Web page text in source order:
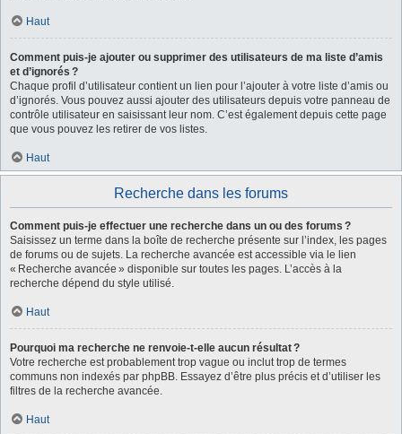
Haut
Comment puis-je ajouter ou supprimer des utilisateurs de ma liste d’amis
et d’ignorés ?
Chaque profil d’utilisateur contient un lien pour l’ajouter à votre liste d’amis ou
d’ignorés. Vous pouvez aussi ajouter des utilisateurs depuis votre panneau de
contrôle utilisateur en saisissant leur nom. C’est également depuis cette page
que vous pouvez les retirer de vos listes.
Haut
Recherche dans les forums
Comment puis-je effectuer une recherche dans un ou des forums ?
Saisissez un terme dans la boîte de recherche présente sur l’index, les pages
de forums ou de sujets. La recherche avancée est accessible via le lien
« Recherche avancée » disponible sur toutes les pages. L’accès à la
recherche dépend du style utilisé.
Haut
Pourquoi ma recherche ne renvoie-t-elle aucun résultat ?
Votre recherche est probablement trop vague ou inclut trop de termes
communs non indexés par phpBB. Essayez d’être plus précis et d’utiliser les
filtres de la recherche avancée.
Haut